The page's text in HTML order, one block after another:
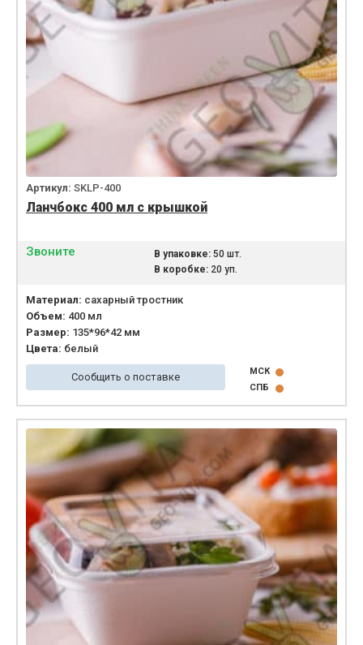
Артикул: SKLP-400
Ланчбокс 400 мл с крышкой
Звоните В упаковке:50 шт.
В коробке:20 уп.
Материал: сахарный тростник
Объем: 400 мл
Размер: 135*96*42 мм
Цвета: белый
Сообщить о поставке
МСК
СПБ